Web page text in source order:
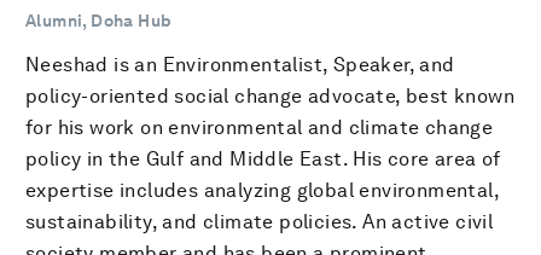
Alumni, Doha Hub
Neeshad is an Environmentalist, Speaker, and
policy-oriented social change advocate, best known
for his work on environmental and climate change
policy in the Gulf and Middle East. His core area of
expertise includes analyzing global environmental,
sustainability, and climate policies. An active civil